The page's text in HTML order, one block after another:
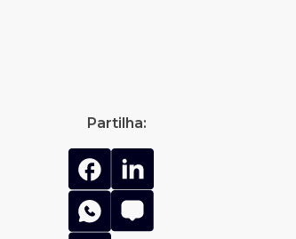
Partilha: